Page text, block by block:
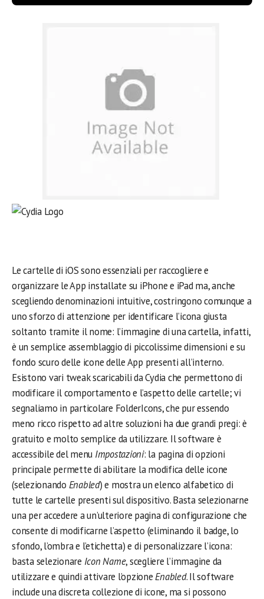
Le cartelle di iOS sono essenziali per raccogliere e
organizzare le App installate su iPhone e iPad ma, anche
scegliendo denominazioni intuitive, costringono comunque a
uno sforzo di attenzione per identificare l’icona giusta
soltanto tramite il nome: l’immagine di una cartella, infatti,
è un semplice assemblaggio di piccolissime dimensioni e su
fondo scuro delle icone delle App presenti all’interno.
Esistono vari tweak scaricabili da Cydia che permettono di
modificare il comportamento e l’aspetto delle cartelle; vi
segnaliamo in particolare FolderIcons, che pur essendo
meno ricco rispetto ad altre soluzioni ha due grandi pregi: è
gratuito e molto semplice da utilizzare. Il software è
accessibile del menu Impostazioni: la pagina di opzioni
principale permette di abilitare la modifica delle icone
(selezionando Enabled) e mostra un elenco alfabetico di
tutte le cartelle presenti sul dispositivo. Basta selezionarne
una per accedere a un’ulteriore pagina di configurazione che
consente di modificarne l’aspetto (eliminando il badge, lo
sfondo, l’ombra e l’etichetta) e di personalizzare l’icona:
basta selezionare Icon Name, scegliere l’immagine da
utilizzare e quindi attivare l’opzioneEnabled. Il soft­ware
include una discreta collezione di icone, ma si possono